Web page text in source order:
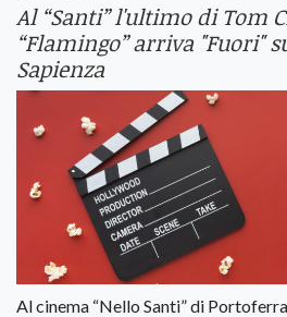
Al “Santi” l'ultimo di Tom
“Flamingo” arriva "Fuori"
Sapienza
Al cinema “Nello Santi” di